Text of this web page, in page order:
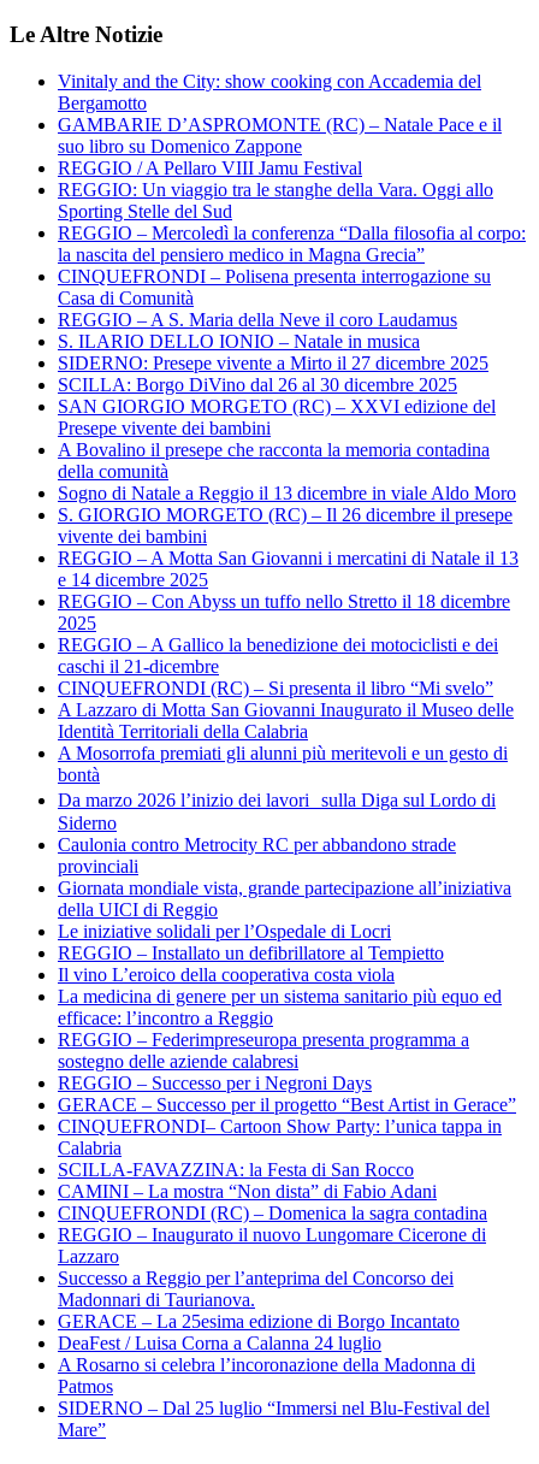
Le Altre Notizie
Vinitaly and the City: show cooking con Accademia del
Bergamotto
GAMBARIE D’ASPROMONTE (RC) – Natale Pace e il
suo libro su Domenico Zappone
REGGIO / A Pellaro VIII Jamu Festival
REGGIO: Un viaggio tra le stanghe della Vara. Oggi allo
Sporting Stelle del Sud
REGGIO – Mercoledì la conferenza “Dalla filosofia al corpo:
la nascita del pensiero medico in Magna Grecia”
CINQUEFRONDI – Polisena presenta interrogazione su
Casa di Comunità
REGGIO – A S. Maria della Neve il coro Laudamus
S. ILARIO DELLO IONIO – Natale in musica
SIDERNO: Presepe vivente a Mirto il 27 dicembre 2025
SCILLA: Borgo DiVino dal 26 al 30 dicembre 2025
SAN GIORGIO MORGETO (RC) – XXVI edizione del
Presepe vivente dei bambini
A Bovalino il presepe che racconta la memoria contadina
della comunità
Sogno di Natale a Reggio il 13 dicembre in viale Aldo Moro
S. GIORGIO MORGETO (RC) – Il 26 dicembre il presepe
vivente dei bambini
REGGIO – A Motta San Giovanni i mercatini di Natale il 13
e 14 dicembre 2025
REGGIO – Con Abyss un tuffo nello Stretto il 18 dicembre
2025
REGGIO – A Gallico la benedizione dei motociclisti e dei
caschi il 21-dicembre
CINQUEFRONDI (RC) – Si presenta il libro “Mi svelo”
A Lazzaro di Motta San Giovanni Inaugurato il Museo delle
Identità Territoriali della Calabria
A Mosorrofa premiati gli alunni più meritevoli e un gesto di
bontà
Da marzo 2026 l’inizio dei lavori sulla Diga sul Lordo di
Siderno
Caulonia contro Metrocity RC per abbandono strade
provinciali
Giornata mondiale vista, grande partecipazione all’iniziativa
della UICI di Reggio
Le iniziative solidali per l’Ospedale di Locri
REGGIO – Installato un defibrillatore al Tempietto
Il vino L’eroico della cooperativa costa viola
La medicina di genere per un sistema sanitario più equo ed
efficace: l’incontro a Reggio
REGGIO – Federimpreseuropa presenta programma a
sostegno delle aziende calabresi
REGGIO – Successo per i Negroni Days
GERACE – Successo per il progetto “Best Artist in Gerace”
CINQUEFRONDI– Cartoon Show Party: l’unica tappa in
Calabria
SCILLA-FAVAZZINA: la Festa di San Rocco
CAMINI – La mostra “Non dista” di Fabio Adani
CINQUEFRONDI (RC) – Domenica la sagra contadina
REGGIO – Inaugurato il nuovo Lungomare Cicerone di
Lazzaro
Successo a Reggio per l’anteprima del Concorso dei
Madonnari di Taurianova.
GERACE – La 25esima edizione di Borgo Incantato
DeaFest / Luisa Corna a Calanna 24 luglio
A Rosarno si celebra l’incoronazione della Madonna di
Patmos
SIDERNO – Dal 25 luglio “Immersi nel Blu-Festival del
Mare”